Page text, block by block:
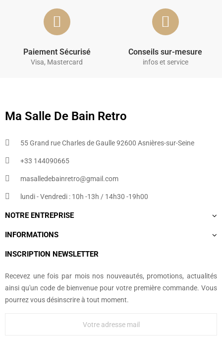
Paiement Sécurisé
Visa, Mastercard
Conseils sur-mesure
infos et service
Ma Salle De Bain Retro
55 Grand rue Charles de Gaulle 92600 Asnières-sur-Seine
+33 144090665​
masalledebainretro@gmail.com
lundi - Vendredi : 10h -13h / 14h30 -19h00
NOTRE ENTREPRISE
INFORMATIONS
INSCRIPTION NEWSLETTER
Recevez une fois par mois nos nouveautés, promotions, actualités
ainsi qu'un code de bienvenue pour votre première commande. Vous
pourrez vous désinscrire à tout moment.